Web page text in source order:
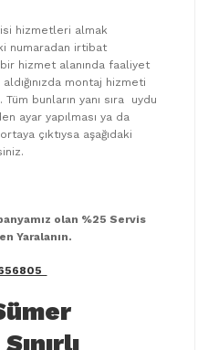
hizmetleri almak
numaradan irtibat
hizmet alanında faaliyet
montaj hizmeti
bunların yanı sıra uydu
ayar yapılması ya da
çıktıysa aşağıdaki
olan %25 Servis
Yaralanın.